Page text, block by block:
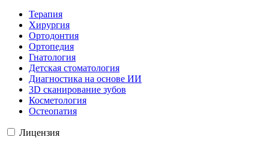
Терапия
Хирургия
Ортодонтия
Ортопедия
Гнатология
Детская стоматология
Диагностика на основе ИИ
3D сканирование зубов
Косметология
Остеопатия
Лицензия